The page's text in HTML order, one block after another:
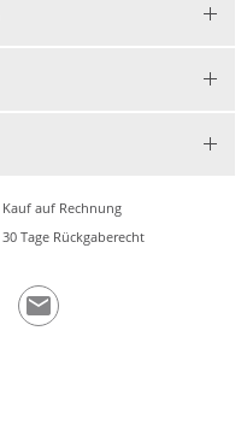
Kauf auf Rechnung
30 Tage Rückgaberecht